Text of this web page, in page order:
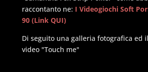
raccontanto ne: I Videogiochi Soft
90 (Link QUI)
Di seguito una galleria fotografica ed
video "Touch me"